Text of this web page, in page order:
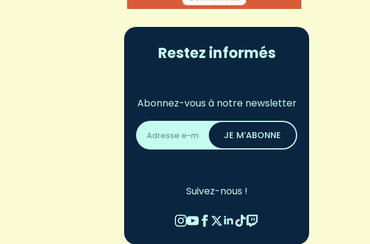
Restez informés
Abonnez-vous à notre newsletter
Adresse
email
*
JE M’ABONNE
Suivez-nous !